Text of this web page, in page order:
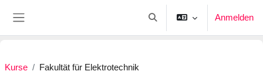
Sucheingabe umschalten
Anmelden
Kurse Fakultät für Elektrotechnik